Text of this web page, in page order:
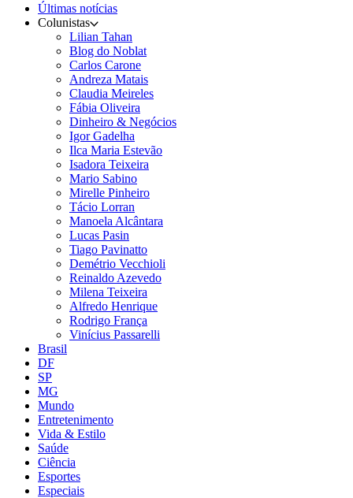
Últimas notícias
Colunistas
Lilian Tahan
Blog do Noblat
Carlos Carone
Andreza Matais
Claudia Meireles
Fábia Oliveira
Dinheiro & Negócios
Igor Gadelha
Ilca Maria Estevão
Isadora Teixeira
Mario Sabino
Mirelle Pinheiro
Tácio Lorran
Manoela Alcântara
Lucas Pasin
Tiago Pavinatto
Demétrio Vecchioli
Reinaldo Azevedo
Milena Teixeira
Alfredo Henrique
Rodrigo França
Vinícius Passarelli
Brasil
DF
SP
MG
Mundo
Entretenimento
Vida & Estilo
Saúde
Ciência
Esportes
Especiais